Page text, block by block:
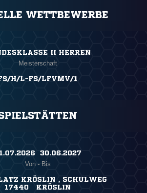
WETTBEWERBE
II HERREN
Meisterschaft
H/L-FS/LFVMV/1
30.06.2027
Von - Bis
KRÖSLIN , SCHULWEG
17440 KRÖSLIN